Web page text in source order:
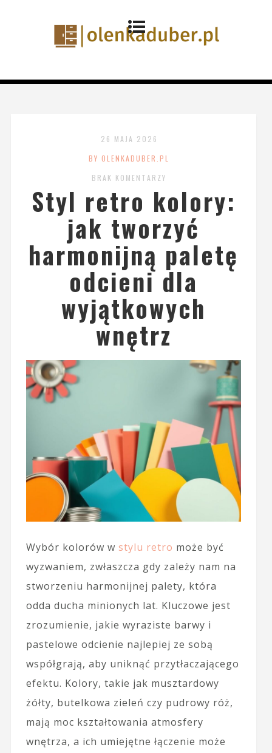
26 MAJA 2026
BY OLENKADUBER.PL
BRAK KOMENTARZY
Styl retro kolory:
jak tworzyć
harmonijną paletę
odcieni dla
wyjątkowych
wnętrz
Wybór kolorów w stylu retro może być
wyzwaniem, zwłaszcza gdy zależy nam na
stworzeniu harmonijnej palety, która
odda ducha minionych lat. Kluczowe jest
zrozumienie, jakie wyraziste barwy i
pastelowe odcienie najlepiej ze sobą
współgrają, aby uniknąć przytłaczającego
efektu. Kolory, takie jak musztardowy
żółty, butelkowa zieleń czy pudrowy róż,
mają moc kształtowania atmosfery
wnętrza, a ich umiejętne łączenie może